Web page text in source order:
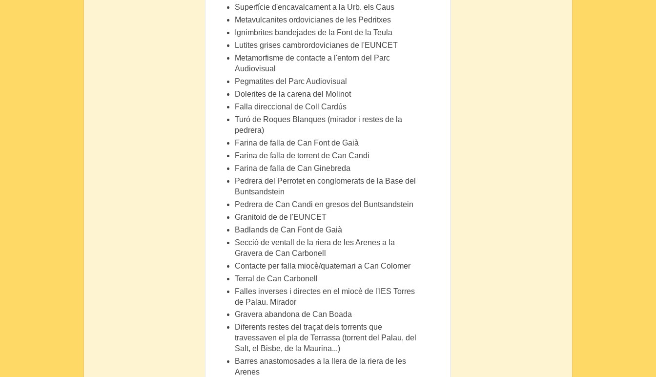
Superfície d'encavalcament a la Urb. els Caus
Metavulcanites ordovicianes de les Pedritxes
Ignimbrites bandejades de la Font de la Teula
Lutites grises cambrordovicianes de l'EUNCET
Metamorfisme de contacte a l'entorn del Parc
Audiovisual
Pegmatites del Parc Audiovisual
Dolerites de la carena del Molinot
Falla direccional de Coll Cardús
Turó de Roques Blanques (mirador i restes de la
pedrera)
Farina de falla de Can Font de Gaià
Farina de falla de torrent de Can Candi
Farina de falla de Can Ginebreda
Pedrera del Perrotet en conglomerats de la Base del
Buntsandstein
Pedrera de Can Candi en gresos del Buntsandstein
Granitoid de de l'EUNCET
Badlands de Can Font de Gaià
Secció de ventall de la riera de les Arenes a la
Gravera de Can Carbonell
Contacte per falla miocè/quaternari a Can Colomer
Terral de Can Carbonell
Falles inverses i directes en el miocè de l'IES Torres
de Palau. Mirador
Gravera abandona de Can Boada
Diferents restes del traçat dels torrents que
travessaven el pla de Terrassa (torrent del Palau, del
Salt, el Bisbe, de la Maurina...)
Barres anastomosades a la llera de la riera de les
Arenes